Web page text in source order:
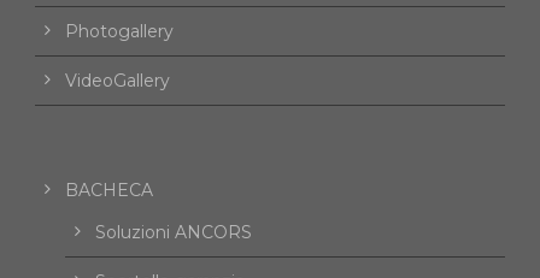
Photogallery
VideoGallery
BACHECA
Soluzioni ANCORS